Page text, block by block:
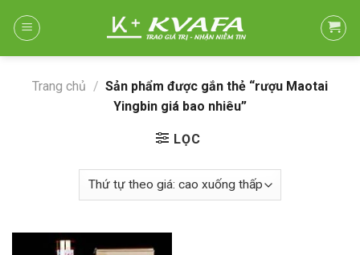
Trang chủ / Sản phẩm được gắn thẻ “rượu Maotai
Yingbin giá bao nhiêu”
LỌC